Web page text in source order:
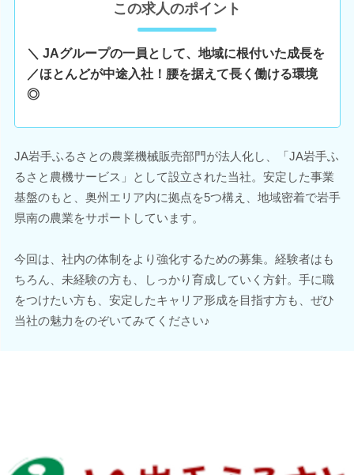
この求人のポイント
＼ JAグループの一員として、地域に根付いた成長を
／ほとんどが中途入社！腰を据えて長く働ける環境
◎
JA岩手ふるさとの農業機械販売部門が法人化し、「JA岩手ふ
るさと農機サービス」として設立された当社。安定した事業
基盤のもと、奥州エリア内に拠点を5つ構え、地域密着で岩手
県南の農業をサポートしています。
今回は、社内の体制をより強化するための募集。経験者はも
ちろん、未経験の方も、しっかり育成していく方針。手に職
をつけたい方も、安定したキャリア形成を目指す方も、ぜひ
当社の魅力をのぞいてみてください♪